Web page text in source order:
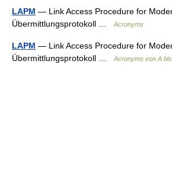
LAPM — Link Access Procedure for
Übermittlungsprotokoll …
Acronyms
LAPM — Link Access Procedure for
Übermittlungsprotokoll …
Acronyms von A